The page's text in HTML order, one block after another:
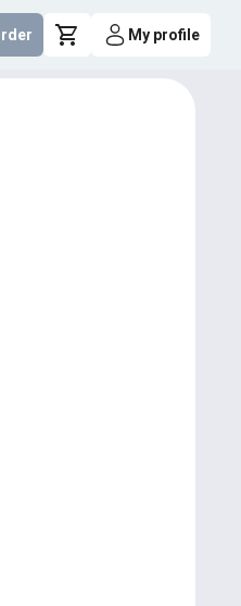
My profile